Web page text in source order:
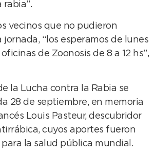
rabia”.
vecinos que no pudieron
jornada, “los esperamos de lunes
de Zoonosis de 8 a 12 hs”,
la Lucha contra la Rabia se
28 de septiembre, en memoria
Louis Pasteur, descubridor
cuyos aportes fueron
la salud pública mundial.